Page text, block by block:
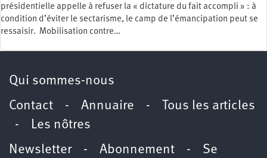
présidentielle appelle à refuser la « dictature du fait accompli » : à
condition d’éviter le sectarisme, le camp de l’émancipation peut se
ressaisir. Mobilisation contre…
Qui sommes-nous
Contact - Annuaire -
Tous les articles
- Les nôtres
Newsletter- Abonnement - Se